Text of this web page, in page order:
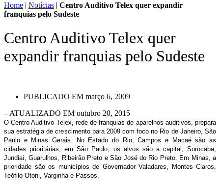
Home | Notícias | Centro Auditivo Telex quer expandir
franquias pelo Sudeste
Centro Auditivo Telex quer
expandir franquias pelo Sudeste
PUBLICADO EM março 6, 2009
– ATUALIZADO EM outubro 20, 2015
O Centro Auditivo Telex, rede de franquias de aparelhos auditivos, prepara
sua estratégia de crescimento para 2009 com foco no Rio de Janeiro, São
Paulo e Minas Gerais. No Estado do Rio, Campos e Macaé são as
cidades prioritárias; em São Paulo, os alvos são a capital, Sorocaba,
Jundiaí, Guarulhos, Ribeirão Preto e São José do Rio Preto. Em Minas, a
prioridade são os municípios de Governador Valadares, Montes Claros,
Teófilo Otoni, Varginha e Passos.